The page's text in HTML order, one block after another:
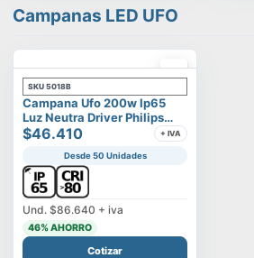
Campanas LED UFO
SKU 5018B
Campana Ufo 200w Ip65
Luz Neutra Driver Philips
Modelo Eltanin
$46.410 + IVA
Desde 50 Unidades
Und. $86.640 + iva
46% AHORRO
Cotizar